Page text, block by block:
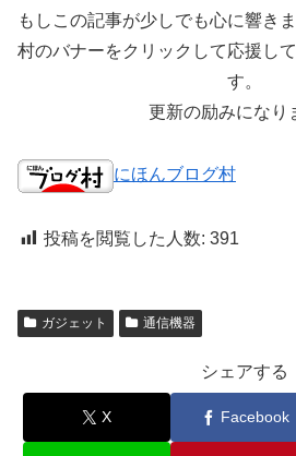
もしこの記事が少しでも心に響き
村のバナーをクリックして応援し
す。
更新の励みになり
にほんブログ村
投稿を閲覧した人数: 391
ガジェット 通信機器
シェアする
X Facebook